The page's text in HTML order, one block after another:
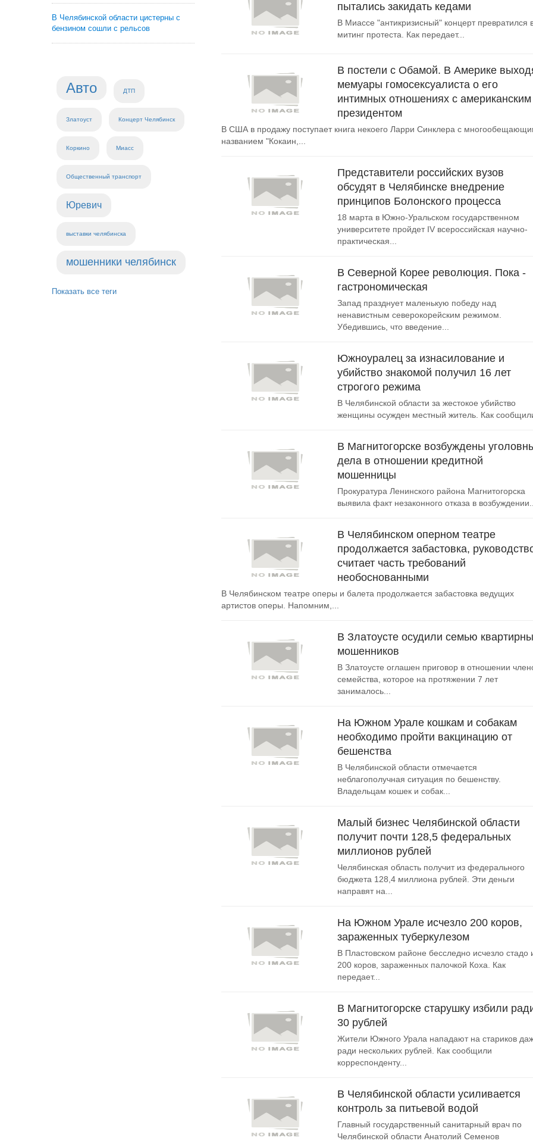
В Челябинской области цистерны с
бензином сошли с рельсов
Авто ДТП
Златоуст Концерт Челябинск
Коркино Миасс
Общественный транспорт
Юревич
выставки челябинска
мошенники челябинск
Показать все теги
пытались закидать кедами
В Миассе "антикризисный" концерт превратился
митинг протеста. Как передает...
В постели с Обамой. В Америке
мемуары гомосексуалиста о его
интимных отношениях с американским
президентом
В США в продажу поступает книга некоего Ларри Синклера с
названием "Кокаин,...
Представители российских вузов
обсудят в Челябинске внедрение
принципов Болонского процесса
18 марта в Южно-Уральском государственном
университете пройдет IV всероссийская научно-
практическая...
В Северной Корее революция. Пока -
гастрономическая
Запад празднует маленькую победу над
ненавистным северокорейским режимом.
Убедившись, что введение...
Южноуралец за изнасилование и
убийство знакомой получил 16 лет
строгого режима
В Челябинской области за жестокое убийство
женщины осужден местный житель. Как
В Магнитогорске возбуждены
дела в отношении кредитной
мошенницы
Прокуратура Ленинского района Магнитогорска
выявила факт незаконного отказа в возбуждении...
В Челябинском оперном театре
продолжается забастовка,
считает часть требований
необоснованными
В Челябинском театре оперы и балета продолжается забастовка ведущих
артистов оперы. Напомним,...
В Златоусте осудили семью
мошенников
В Златоусте оглашен приговор в отношении
семейства, которое на протяжении 7 лет
занималось...
На Южном Урале кошкам и собакам
необходимо пройти вакцинацию от
бешенства
В Челябинской области отмечается
неблагополучная ситуация по бешенству.
Владельцам кошек и собак...
Малый бизнес Челябинской области
получит почти 128,5 федеральных
миллионов рублей
Челябинская область получит из федерального
бюджета 128,4 миллиона рублей. Эти деньги
направят на...
На Южном Урале исчезло 200 коров,
зараженных туберкулезом
В Пластовском районе бесследно исчезло стадо
200 коров, зараженных палочкой Коха. Как
передает...
В Магнитогорске старушку избили
30 рублей
Жители Южного Урала нападают на стариков
ради нескольких рублей. Как сообщили
корреспонденту...
В Челябинской области усиливается
контроль за питьевой водой
Главный государственный санитарный врач по
Челябинской области Анатолий Семенов